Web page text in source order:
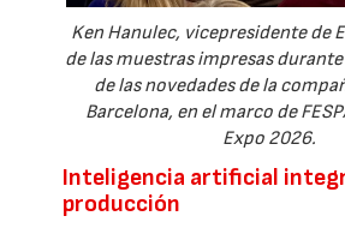
Ken Hanulec, vicepresidente de
de las muestras impresas
de las novedades de la
Barcelona, en el marco de
Expo 2026.
Inteligencia artificial
producción